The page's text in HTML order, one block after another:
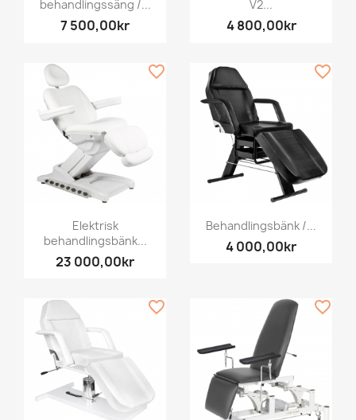
behandlingssäng /...
7 500,00kr
V2...
4 800,00kr
Elektrisk
behandlingsbänk...
23 000,00kr
favorite_border
Behandlingsbänk /...
4 000,00kr
favorite_border
favorite_border favorite_border